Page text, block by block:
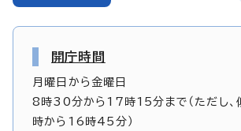
開庁時間
月曜日から金曜日
8時30分から17時15分まで（ただし、
時から16時45分）